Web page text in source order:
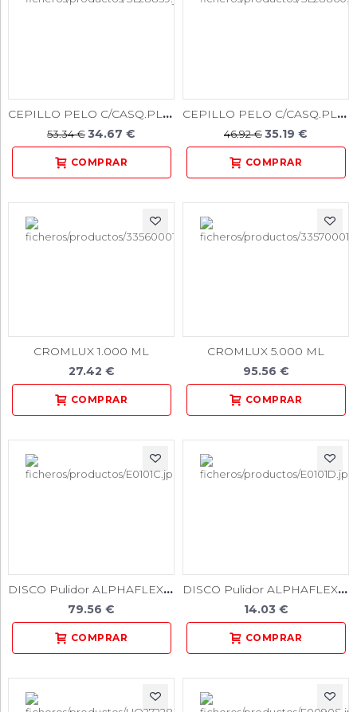
CEPILLO PELO C/CASQ.PLAST. 48mm. GRIS SUAVE 12u.
53.34 €34.67 €
CEPILLO PELO C/CASQ.PLAST. 48mm. NEGRO DURO 12u.
46.92 €35.19 €
CROMLUX 1.000 ML
27.42 €
CROMLUX 5.000 ML
95.56 €
DISCO Pulidor ALPHAFLEX PM verde 100 Unidades
79.56 €
DISCO Pulidor ALPHAFLEX PM verde 12 Unidades
14.03 €